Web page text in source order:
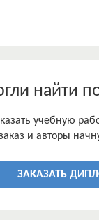
найти
учебную
и авторы
ЗАКАЗАТЬ